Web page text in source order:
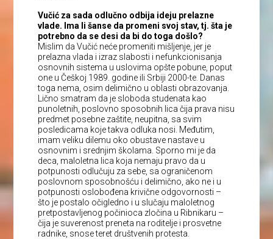
Vučić za sada odlučno odbija ideju prelazne
vlade. Ima li šanse da promeni svoj stav, tj. šta je
potrebno da se desi da bi do toga došlo?
Mislim da Vučić neće promeniti mišljenje, jer je
prelazna vlada i izraz slabosti i nefunkcionisanja
osnovnih sistema u uslovima opšte pobune, poput
one u Češkoj 1989. godine ili Srbiji 2000-te. Danas
toga nema, osim delimično u oblasti obrazovanja.
Lično smatram da je sloboda studenata kao
punoletnih, poslovno sposobnih lica čija prava nisu
predmet posebne zaštite, neupitna, sa svim
posledicama koje takva odluka nosi. Međutim,
imam veliku dilemu oko obustave nastave u
osnovnim i srednjim školama. Sporno mi je da
deca, maloletna lica koja nemaju pravo da u
potpunosti odlučuju za sebe, sa ograničenom
poslovnom sposobnošću i delimično, ako ne i u
potpunosti oslobođena krivične odgovornosti –
što je postalo očigledno i u slučaju maloletnog
pretpostavljenog počinioca zločina u Ribnikaru –
čija je suverenost preneta na roditelje i prosvetne
radnike, snose teret društvenih protesta.